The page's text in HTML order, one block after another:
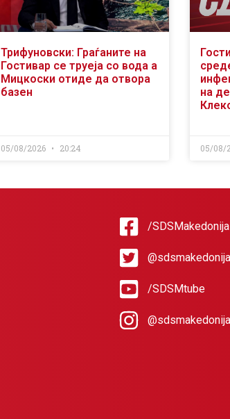
Трифуновски: Граѓаните на
Гостивар се труеја со вода а
Мицкоски отиде да отвора
базен
05/08/2026 20:24
на
05/08/
/SDSMakedonija
@sdsmakedonija
/SDSMtube
@sdsmakedonija